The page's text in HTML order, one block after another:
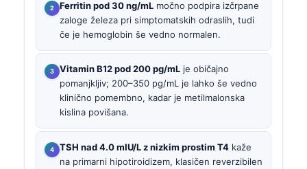
Ferritin pod 30 ng/mL močno podpira izčrpane
zaloge železa pri simptomatskih odraslih, tudi
če je hemoglobin še vedno normalen.
Vitamin B12 pod 200 pg/mL je običajno
pomanjkljiv; 200–350 pg/mL je lahko še vedno
klinično pomembno, kadar je metilmalonska
kislina povišana.
TSH nad 4.0 mIU/L z nizkim prostim T4 kaže
na primarni hipotiroidizem, klasičen reverzibilen